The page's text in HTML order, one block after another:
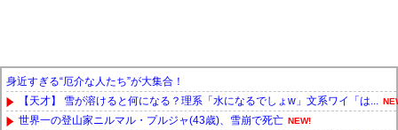
身近すぎる“厄介な人たち”が大集合！
【天才】 雪が溶けると何になる？理系「水になるでしょw」文系ワイ「は...
世界一の登山家ニルマル・プルジャ(43歳)、雪崩で死亡 NEW!